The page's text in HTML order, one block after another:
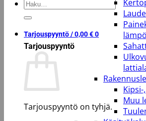
Etsi:
Tarjouspyyntö /0,00€0
Tarjouspyyntö
Tarjouspyyntö on tyhjä.
Muu